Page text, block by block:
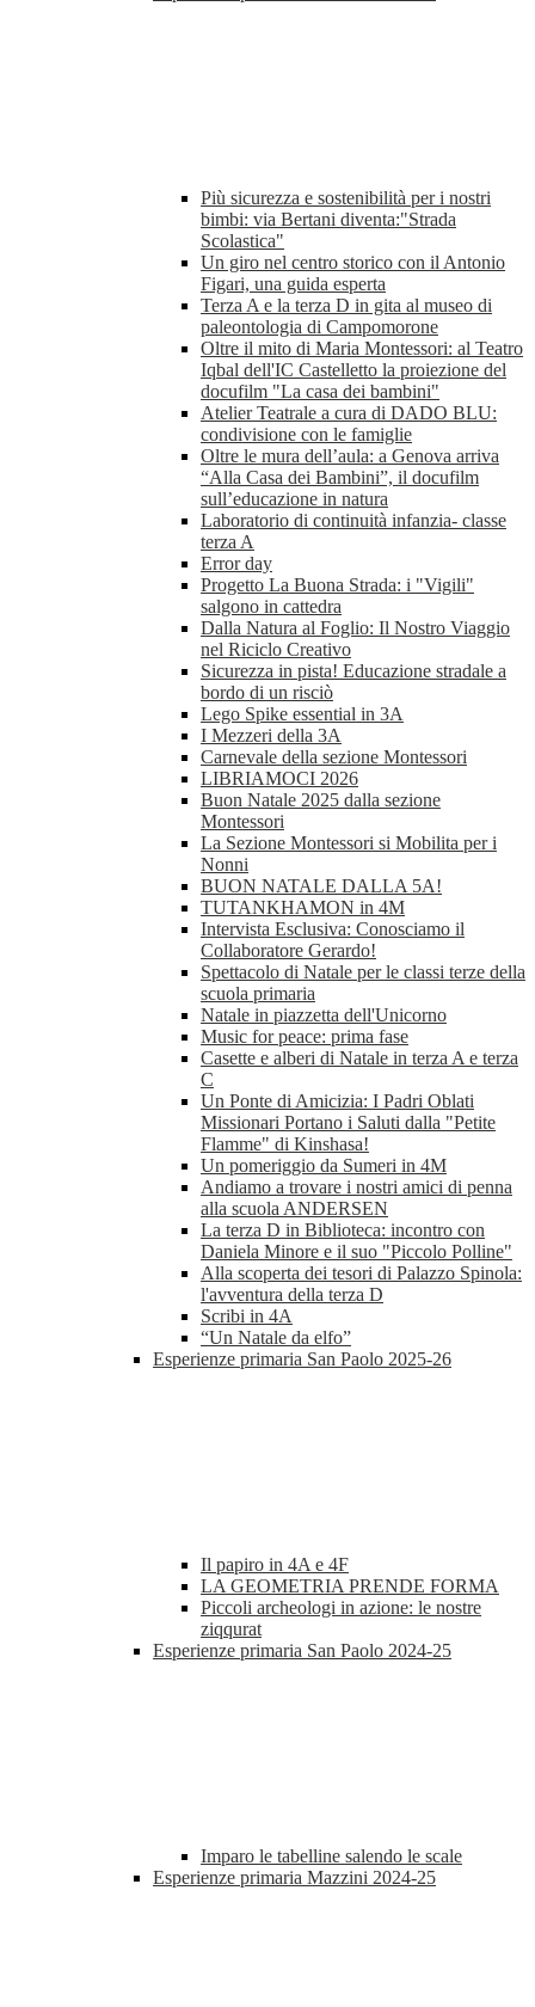
Più sicurezza e sostenibilità per i nostri
bimbi: via Bertani diventa:"Strada
Scolastica"
Un giro nel centro storico con il Antonio
Figari, una guida esperta
Terza A e la terza D in gita al museo di
paleontologia di Campomorone
Oltre il mito di Maria Montessori: al Teatro
Iqbal dell'IC Castelletto la proiezione del
docufilm "La casa dei bambini"
Atelier Teatrale a cura di DADO BLU:
condivisione con le famiglie
Oltre le mura dell’aula: a Genova arriva
“Alla Casa dei Bambini”, il docufilm
sull’educazione in natura
Laboratorio di continuità infanzia- classe
terza A
Error day
Progetto La Buona Strada: i "Vigili"
salgono in cattedra
Dalla Natura al Foglio: Il Nostro Viaggio
nel Riciclo Creativo
Sicurezza in pista! Educazione stradale a
bordo di un risciò
Lego Spike essential in 3A
I Mezzeri della 3A
Carnevale della sezione Montessori
LIBRIAMOCI 2026
Buon Natale 2025 dalla sezione
Montessori
La Sezione Montessori si Mobilita per i
Nonni
BUON NATALE DALLA 5A!
TUTANKHAMON in 4M
Intervista Esclusiva: Conosciamo il
Collaboratore Gerardo!
Spettacolo di Natale per le classi terze della
scuola primaria
Natale in piazzetta dell'Unicorno
Music for peace: prima fase
Casette e alberi di Natale in terza A e terza
C
Un Ponte di Amicizia: I Padri Oblati
Missionari Portano i Saluti dalla "Petite
Flamme" di Kinshasa!
Un pomeriggio da Sumeri in 4M
Andiamo a trovare i nostri amici di penna
alla scuola ANDERSEN
La terza D in Biblioteca: incontro con
Daniela Minore e il suo "Piccolo Polline"
Alla scoperta dei tesori di Palazzo Spinola:
l'avventura della terza D
Scribi in 4A
“Un Natale da elfo”
Esperienze primaria San Paolo 2025-26
Il papiro in 4A e 4F
LA GEOMETRIA PRENDE FORMA
Piccoli archeologi in azione: le nostre
ziqqurat
Esperienze primaria San Paolo 2024-25
Imparo le tabelline salendo le scale
Esperienze primaria Mazzini 2024-25